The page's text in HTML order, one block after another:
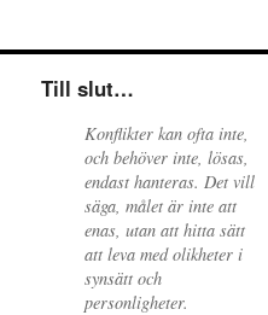
Till slut…
Konflikter kan ofta inte,
och behöver inte, lösas,
endast hanteras. Det vill
säga, målet är inte att
enas, utan att hitta sätt
att leva med olikheter i
synsätt och
personligheter.